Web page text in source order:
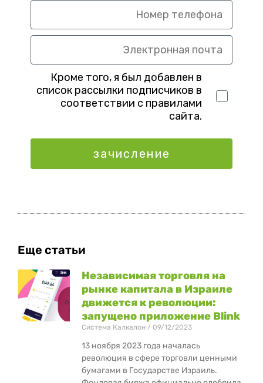
Кроме того, я был добавлен в
список рассылки подписчиков в
соответствии с правилами
сайта.
зачисление
Еще статьи
Независимая торговля на
рынке капитала в Израиле
движется к революции:
запущено приложение Blink
Система Калкалон 09/12/2023
13 ноября 2023 года началась
революция в сфере торговли ценными
бумагами в Государстве Израиль.